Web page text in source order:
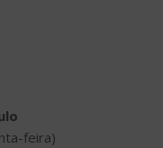
feira)